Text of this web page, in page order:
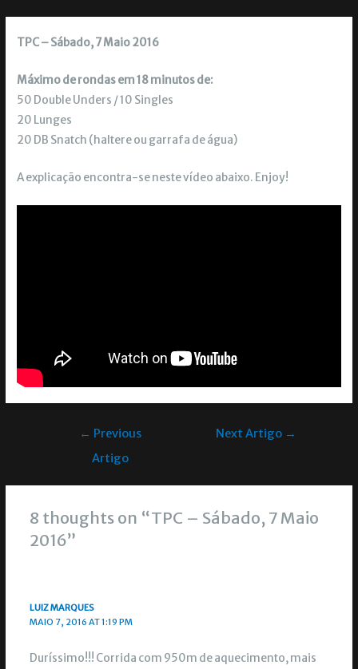
TPC – Sábado, 7 Maio 2016
Máximo de rondas em 18 minutos de:
50 Double Unders / 10 Singles
20 Lunges
20 DB Snatch (haltere ou garrafa de água)
A explicação encontra-se neste vídeo abaixo. Enjoy!
← Previous
Artigo
Next Artigo →
8 thoughts on “TPC – Sábado, 7 Maio
2016”
LUIZ MARQUES
MAIO 7, 2016 AT 1:19 PM
Duríssimo!!! Corrida com 950m de aquecimento, mais